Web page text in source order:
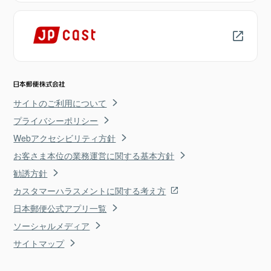
サイトのご利用について
プライバシーポリシー
Webアクセシビリティ方針
お客さま本位の業務運営に関する基本方針
勧誘方針
カスタマーハラスメントに関する考え方
日本郵便公式アプリ一覧
ソーシャルメディア
サイトマップ